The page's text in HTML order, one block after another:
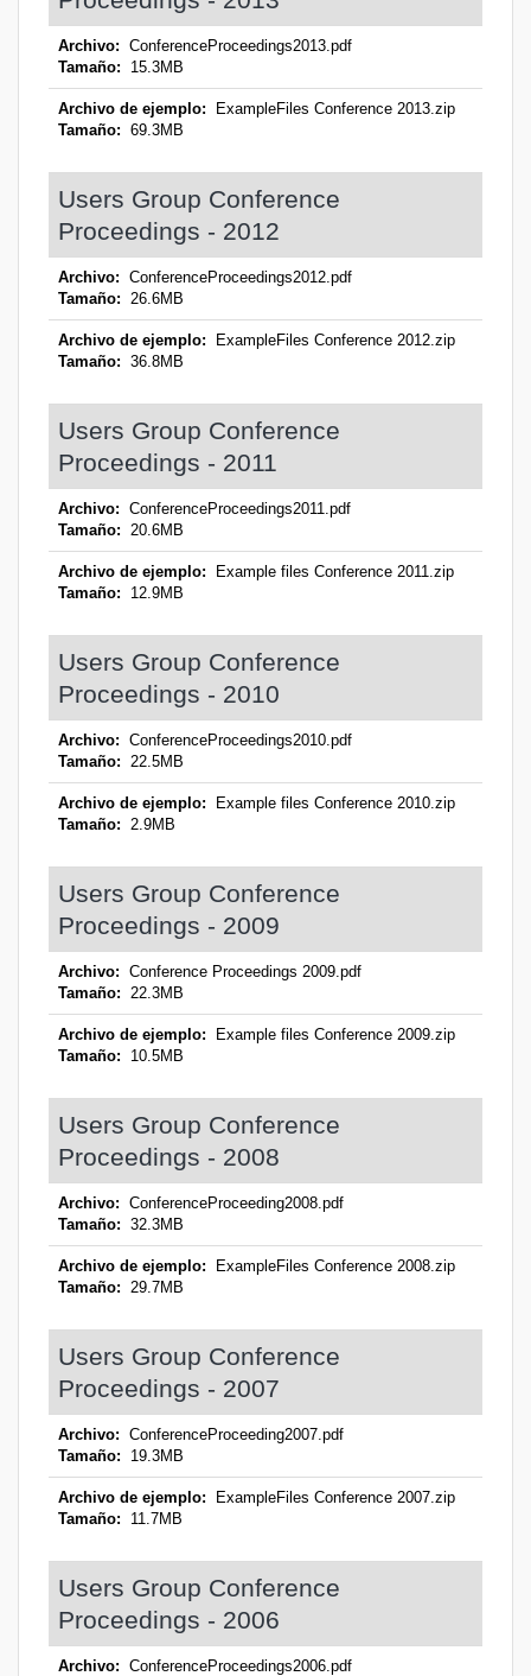
Archivo: ConferenceProceedings2013.pdf
Tamaño:
15.3MB
Archivo de ejemplo:
ExampleFiles Conference 2013.zip
Tamaño: 69.3MB
Users Group Conference
Proceedings - 2012
Archivo: ConferenceProceedings2012.pdf
Tamaño:
26.6MB
Archivo de ejemplo:
ExampleFiles Conference 2012.zip
Tamaño: 36.8MB
Users Group Conference
Proceedings - 2011
Archivo: ConferenceProceedings2011.pdf
Tamaño:
20.6MB
Archivo de ejemplo:
Example files Conference 2011.zip
Tamaño:
12.9MB
Users Group Conference
Proceedings - 2010
Archivo: ConferenceProceedings2010.pdf
Tamaño:
22.5MB
Archivo de ejemplo:
Example files Conference 2010.zip
Tamaño:
2.9MB
Users Group Conference
Proceedings - 2009
Archivo: Conference Proceedings 2009.pdf
Tamaño:
22.3MB
Archivo de ejemplo:
Example files Conference 2009.zip
Tamaño:
10.5MB
Users Group Conference
Proceedings - 2008
Archivo: ConferenceProceeding2008.pdf
Tamaño: 32.3MB
Archivo de ejemplo:
ExampleFiles Conference 2008.zip
Tamaño:
29.7MB
Users Group Conference
Proceedings - 2007
Archivo: ConferenceProceeding2007.pdf
Tamaño:
19.3MB
Archivo de ejemplo:
ExampleFiles Conference 2007.zip
Tamaño:
11.7MB
Users Group Conference
Proceedings - 2006
Archivo: ConferenceProceedings2006.pdf